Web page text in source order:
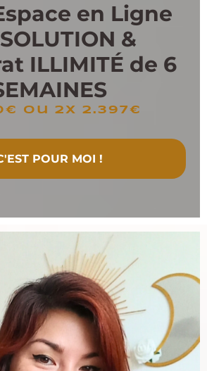
en Ligne
&
ILLIMITÉ de 6
ou 2x 2.397€
POUR MOI !